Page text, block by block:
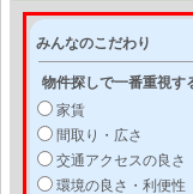
みんなのこだわり
物件探しで一番重視す
家賃
間取り・広さ
交通アクセスの良さ
環境の良さ・利便性